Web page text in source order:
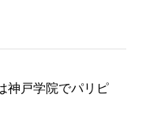
神戸学院でパリピ